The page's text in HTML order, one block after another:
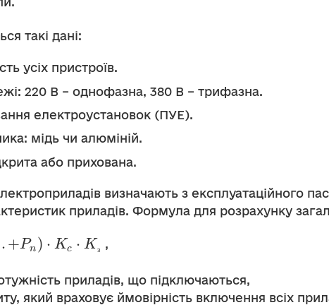
такі дані:
усіх пристроїв.
220 В – однофазна, 380 В – трифазна.
електроустановок (ПУЕ).
мідь чи алюміній.
або прихована.
визначають з експлуатаційного
приладів. Формула для розрахунку
.+Pn ) ⋅ Kc ⋅ K з ,
приладів, що підключаються,
який враховує ймовірність включення всіх